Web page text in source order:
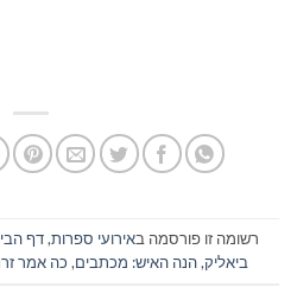
רשומה זו פורסמה באירועי ספרות,דף
ביאליק,הנה האיש: מכתבים, כה אמר